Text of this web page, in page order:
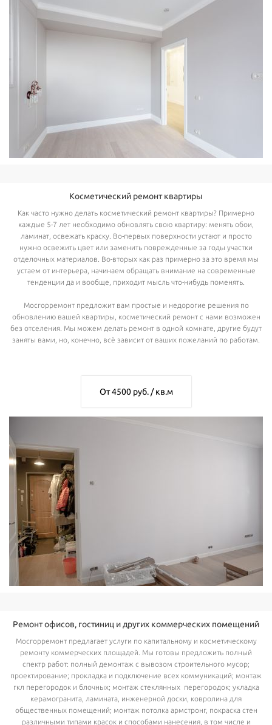
Косметический ремонт квартиры
Как часто нужно делать косметический ремонт квартиры? Примерно
каждые 5-7 лет необходимо обновлять свою квартиру: менять обои,
ламинат, освежать краску. Во-первых поверхности устают и просто
нужно освежить цвет или заменить поврежденные за годы участки
отделочных материалов. Во-вторых как раз примерно за это время мы
устаем от интерьера, начинаем обращать внимание на современные
тенденции да и вообще, приходит мысль что-нибудь поменять.
Мосгорремонт предложит вам простые и недорогие решения по
обновлению вашей квартиры, косметический ремонт с нами возможен
без отселения. Мы можем делать ремонт в одной комнате, другие будут
заняты вами, но, конечно, всё зависит от ваших пожеланий по работам.
От 4500 руб. / кв.м
Ремонт офисов, гостиниц и других коммерческих помещений
Мосгорремонт предлагает услуги по капитальному и косметическому
ремонту коммерческих площадей. Мы готовы предложить полный
спектр работ: полный демонтаж с вывозом строительного мусор;
проектирование; прокладка и подключение всех коммуникаций; монтаж
гкл перегородок и блочных; монтаж стеклянных
перегородок; укладка
керамогранита, ламината, инженерной доски, ковролина для
общественных помещений; монтаж потолка армстронг, покраска стен
различными типами красок и способами нанесения, в том числе и